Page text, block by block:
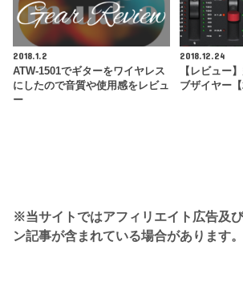
2018.1.2
ATW-1501でギターをワイヤレス
にしたので音質や使用感をレビュ
ー
2018.12.24
【レビュー
ブザイヤー【
※当サイトではアフィリエイト広告及
ン記事が含まれている場合があります。